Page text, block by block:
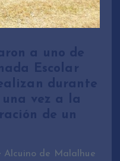
a uno de
Escolar
durante
vez a la
de un
Alcuino de Malalhue